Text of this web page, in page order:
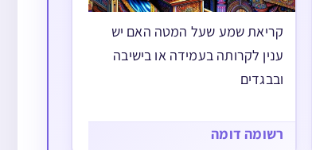
קריאת שמע שעל המטה האם יש
ענין לקרותה בעמידה או בישיבה
ובבגדים
רשומה דומה